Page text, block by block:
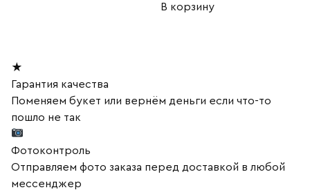
В корзину
★
Гарантия качества
Поменяем букет или вернём деньги если что-то
пошло не так
Фотоконтроль
Отправляем фото заказа перед доставкой в любой
мессенджер